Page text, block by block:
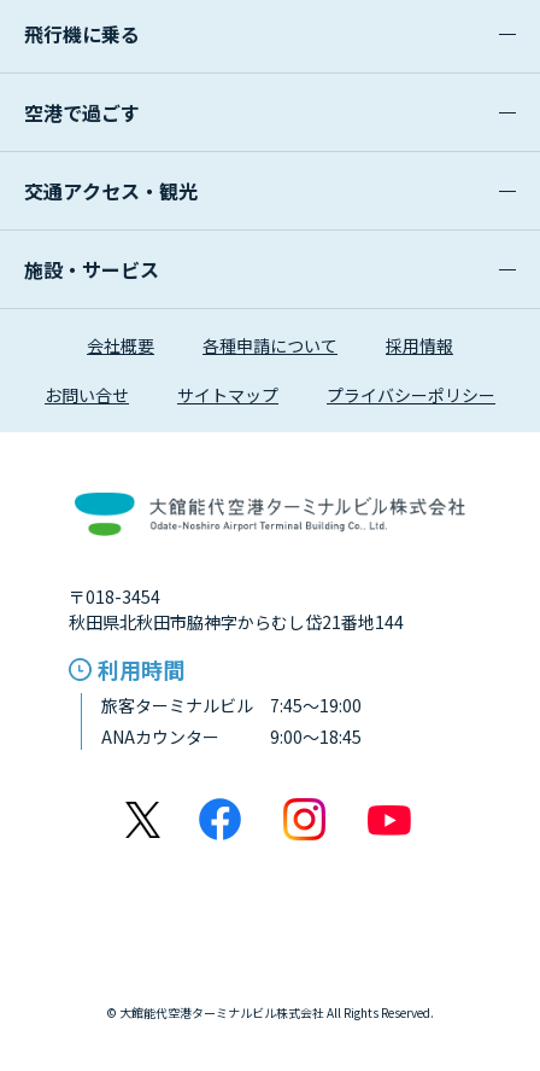
飛行機に乗る
空港で過ごす
交通アクセス・観光
施設・サービス
会社概要 各種申請について 採用情報
お問い合せ サイトマップ プライバシーポリシー
〒018-3454
秋田県北秋田市脇神字からむし岱21番地144
利用時間
旅客ターミナルビル 7:45～19:00
ANAカウンター 9:00～18:45
© 大館能代空港ターミナルビル株式会社 All Rights Reserved.